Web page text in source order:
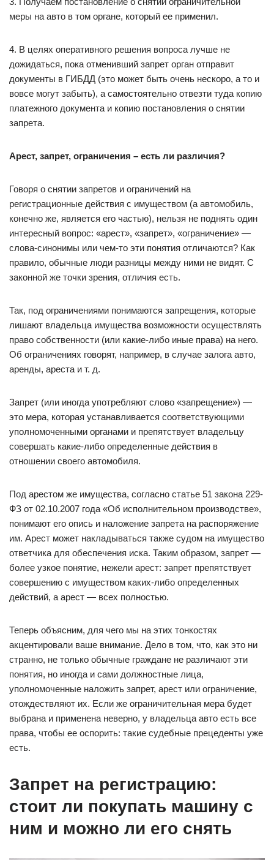
меры на авто в том органе, который ее применил.
4. В целях оперативного решения вопроса лучше не
дожидаться, пока отменивший запрет орган отправит
документы в ГИБДД (это может быть очень нескоро, а то и
вовсе могут забыть), а самостоятельно отвезти туда копию
платежного документа и копию постановления о снятии
запрета.
Арест, запрет, ограничения – есть ли различия?
Говоря о снятии запретов и ограничений на
регистрационные действия с имуществом (а автомобиль,
конечно же, является его частью), нельзя не поднять один
интересный вопрос: «арест», «запрет», «ограничение» —
слова-синонимы или чем-то эти понятия отличаются? Как
правило, обычные люди разницы между ними не видят. С
законной же точки зрения, отличия есть.
Так, под ограничениями понимаются запрещения, которые
лишают владельца имущества возможности осуществлять
право собственности (или какие-либо иные права) на него.
Об ограничениях говорят, например, в случае залога авто,
аренды, ареста и т. д.
Запрет (или иногда употребляют слово «запрещение») —
это мера, которая устанавливается соответствующими
уполномоченными органами и препятствует владельцу
совершать какие-либо определенные действия в
отношении своего автомобиля.
Под арестом же имущества, согласно статье 51 закона 229-
ФЗ от 02.10.2007 года «Об исполнительном производстве»,
понимают его опись и наложение запрета на распоряжение
им. Арест может накладываться также судом на имущество
ответчика для обеспечения иска. Таким образом, запрет —
более узкое понятие, нежели арест: запрет препятствует
совершению с имуществом каких-либо определенных
действий, а арест — всех полностью.
Теперь объясним, для чего мы на этих тонкостях
акцентировали ваше внимание. Дело в том, что, как это ни
странно, не только обычные граждане не различают эти
понятия, но иногда и сами должностные лица,
уполномоченные наложить запрет, арест или ограничение,
отождествляют их. Если же ограничительная мера будет
выбрана и применена неверно, у владельца авто есть все
права, чтобы ее оспорить: такие судебные прецеденты уже
есть.
Запрет на регистрацию:
стоит ли покупать машину с
ним и можно ли его снять